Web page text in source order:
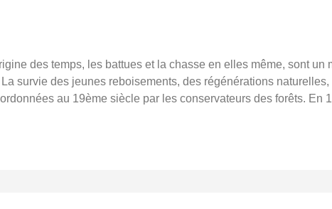
des temps, les battues et la chasse en elles même, sont un
survie des jeunes reboisements, des régénérations
au 19ème siècle par les conservateurs des forêts. En